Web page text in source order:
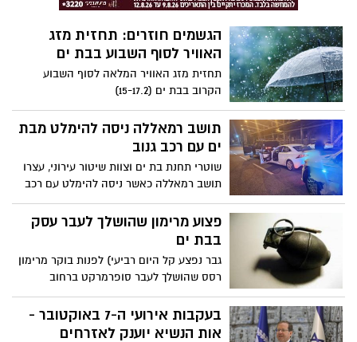
הגשמים חוזרים: תחזית מזג
האוויר לסוף השבוע בבת ים
תחזית מזג האוויר המלאה לסוף השבוע
הקרוב בבת ים (15-17.2)
תושב רמאללה ניסה להימלט מבת
ים עם רכב גנוב
שוטרי תחנת בת ים וצוות שיטור עירוני, עצרו
תושב רמאללה כאשר ניסה להימלט עם רכב
גנוב.
פצוע מרימון שהושלך לעבר עסק
בבת ים
גבר נפצע קל היום רביעי) לפנות בוקר מרימון
רסס שהושלך לעבר סופרמרקט ברחוב
קוממיות בבת ים.
בעקבות אירועי ה-7 באוקטובר -
אות הנשיא יוענק לאזרחים